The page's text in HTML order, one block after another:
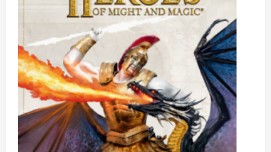
Gdy
mała
staje
się
wielkim
bohaterem